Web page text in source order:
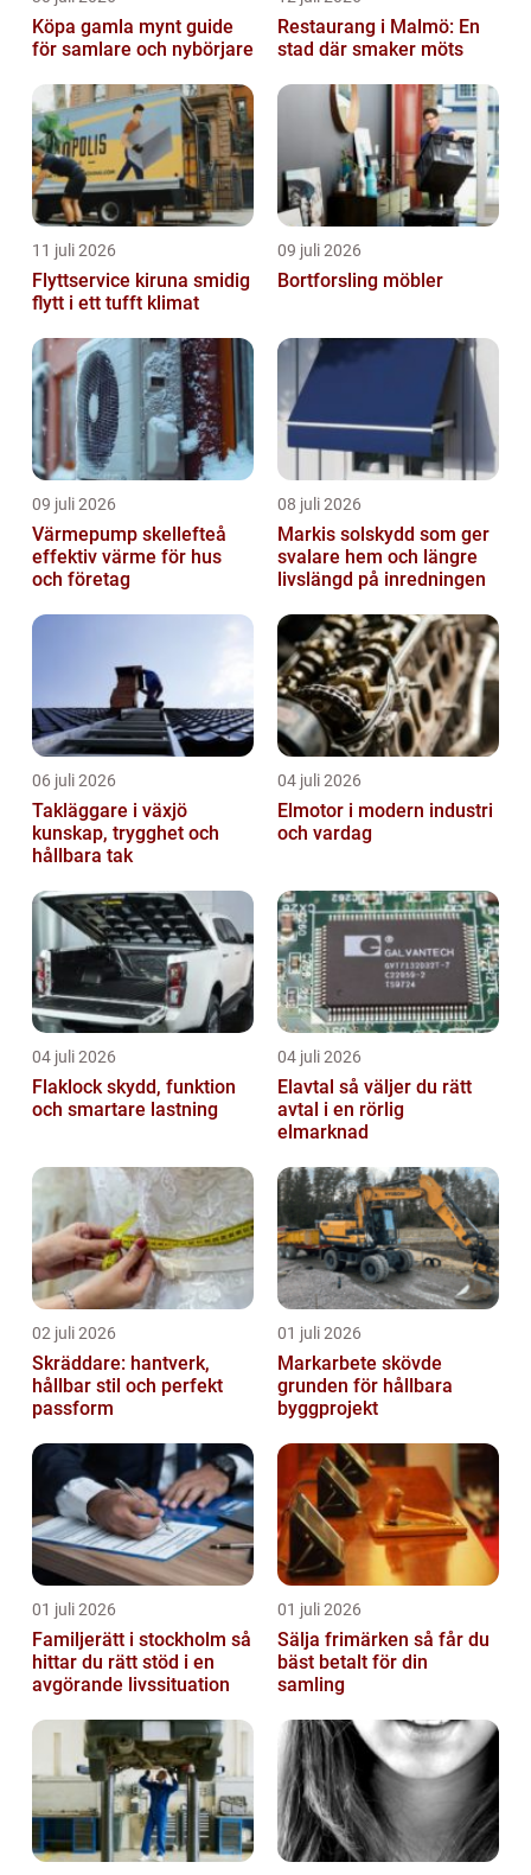
Köpa gamla mynt guide
för samlare och nybörjare
Restaurang i Malmö: En
stad där smaker möts
11 juli 2026
Flyttservice kiruna smidig
flytt i ett tufft klimat
09 juli 2026
Bortforsling möbler
09 juli 2026
Värmepump skellefteå
effektiv värme för hus
och företag
08 juli 2026
Markis solskydd som ger
svalare hem och längre
livslängd på inredningen
06 juli 2026
Takläggare i växjö
kunskap, trygghet och
hållbara tak
04 juli 2026
Elmotor i modern industri
och vardag
04 juli 2026
Flaklock skydd, funktion
och smartare lastning
04 juli 2026
Elavtal så väljer du rätt
avtal i en rörlig
elmarknad
02 juli 2026
Skräddare: hantverk,
hållbar stil och perfekt
passform
01 juli 2026
Markarbete skövde
grunden för hållbara
byggprojekt
01 juli 2026
Familjerätt i stockholm så
hittar du rätt stöd i en
avgörande livssituation
01 juli 2026
Sälja frimärken så får du
bäst betalt för din
samling